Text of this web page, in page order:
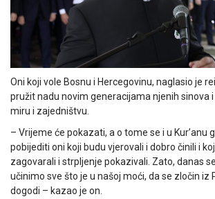
Oni koji vole Bosnu i Hercegovinu, naglasio je
pružit nadu novim generacijama njenih sinova i
miru i zajedništvu.
– Vrijeme će pokazati, a o tome se i u Kurʼanu
pobijediti oni koji budu vjerovali i dobro činili i
zagovarali i strpljenje pokazivali. Zato, danas
učinimo sve što je u našoj moći, da se zločin iz
dogodi – kazao je on.